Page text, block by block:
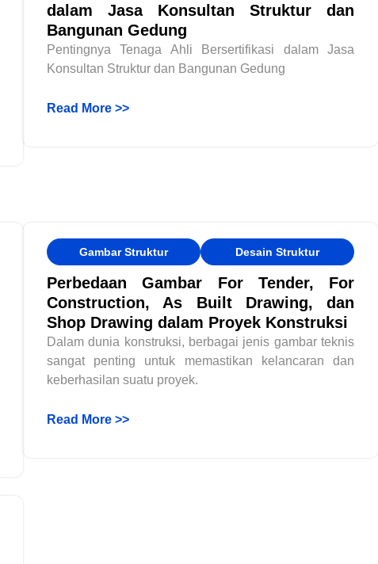
dalam Jasa Konsultan Struktur dan
Bangunan Gedung
Pentingnya Tenaga Ahli Bersertifikasi dalam Jasa
Konsultan Struktur dan Bangunan Gedung
Read More >>
Gambar Struktur Desain Struktur
Perbedaan Gambar For Tender, For
Construction, As Built Drawing, dan
Shop Drawing dalam Proyek Konstruksi
Dalam dunia konstruksi, berbagai jenis gambar teknis
sangat penting untuk memastikan kelancaran dan
keberhasilan suatu proyek.
Read More >>